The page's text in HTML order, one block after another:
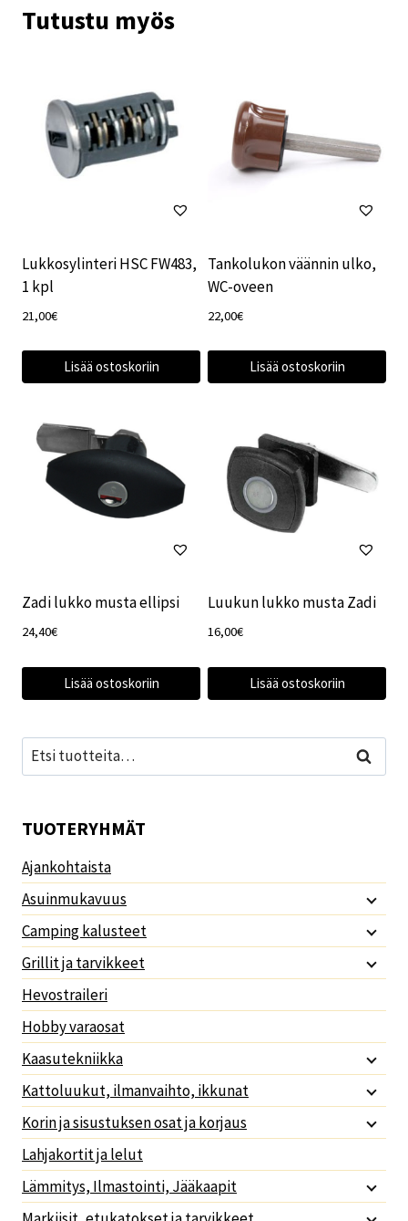
Tutustu myös
Lukkosylinteri HSC FW483,
1 kpl
21,00€
Lisää ostoskoriin
Tankolukon väännin ulko,
WC-oveen
22,00€
Lisää ostoskoriin
Zadi lukko musta ellipsi
24,40€
Lisää ostoskoriin
Luukun lukko musta Zadi
16,00€
Lisää ostoskoriin
Etsi: Haku
TUOTERYHMÄT
Ajankohtaista
Asuinmukavuus
Camping kalusteet
Grillit ja tarvikkeet
Hevostraileri
Hobby varaosat
Kaasutekniikka
Kattoluukut, ilmanvaihto, ikkunat
Korin ja sisustuksen osat ja korjaus
Lahjakortit ja lelut
Lämmitys, Ilmastointi, Jääkaapit